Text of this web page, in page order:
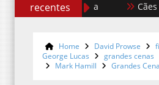
recentes Cães de
Home David Prowse
George Lucas
grandes cenas
Mark Hamill
Grandes